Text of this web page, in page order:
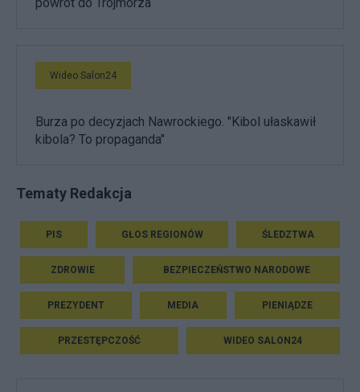
Wideo Salon24
Burza po decyzjach Nawrockiego. "Kibol ułaskawił
kibola? To propaganda"
Tematy Redakcja
PIS GŁOS REGIONÓW ŚLEDZTWA
ZDROWIE BEZPIECZEŃSTWO NARODOWE
PREZYDENT MEDIA PIENIĄDZE
PRZESTĘPCZOŚĆ WIDEO SALON24